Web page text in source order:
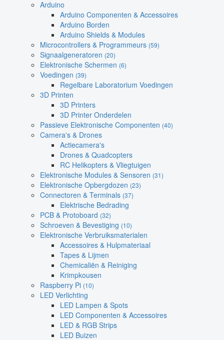
Arduino
Arduino Componenten & Accessoires
Arduino Borden
Arduino Shields & Modules
Microcontrollers & Programmeurs (59)
Signaalgeneratoren (20)
Elektronische Schermen (6)
Voedingen (39)
Regelbare Laboratorium Voedingen
3D Printen
3D Printers
3D Printer Onderdelen
Passieve Elektronische Componenten (40)
Camera's & Drones
Actiecamera's
Drones & Quadcopters
RC Helikopters & Vliegtuigen
Elektronische Modules & Sensoren (31)
Elektronische Opbergdozen (23)
Connectoren & Terminals (37)
Elektrische Bedrading
PCB & Protoboard (32)
Schroeven & Bevestiging (10)
Elektronische Verbruiksmaterialen
Accessoires & Hulpmateriaal
Tapes & Lijmen
Chemicaliën & Reiniging
Krimpkousen
Raspberry Pi (10)
LED Verlichting
LED Lampen & Spots
LED Componenten & Accessoires
LED & RGB Strips
LED Buizen